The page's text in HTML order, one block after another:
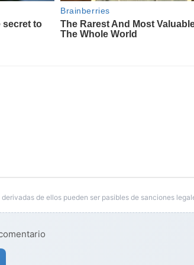
de ellos pueden ser pasibles de sanciones